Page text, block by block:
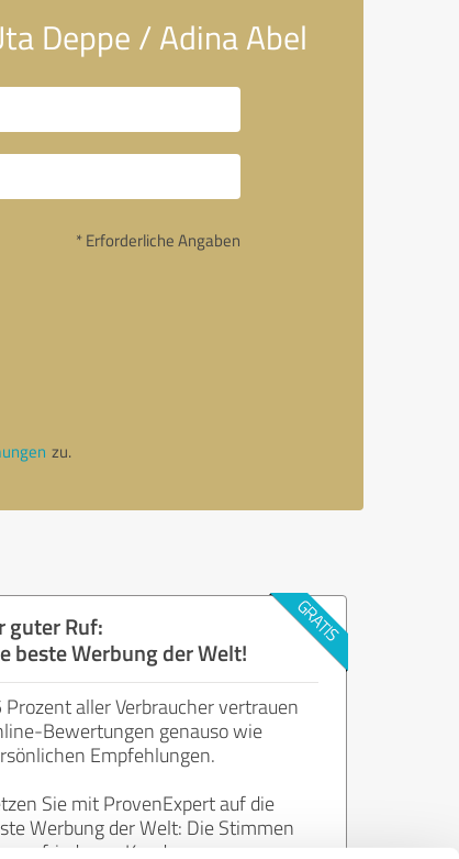
Deppe / Adina Abel
* Erforderliche Angaben
zu.
guter Ruf:
beste Werbung der Welt!
Prozent aller Verbraucher vertrauen
Bewertungen genauso wie
Empfehlungen.
Sie mit ProvenExpert auf die
Werbung der Welt: Die Stimmen
zufriedenen Kunden.